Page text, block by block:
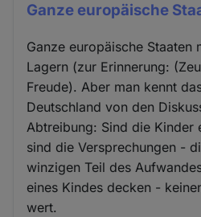
Ganze europäische
Ganze europäische Staaten
Lagern (zur Erinnerung:
Freude). Aber man kennt
Deutschland von den
Abtreibung: Sind die Kinder
sind die Versprechungen -
winzigen Teil des
eines Kindes decken -
wert.